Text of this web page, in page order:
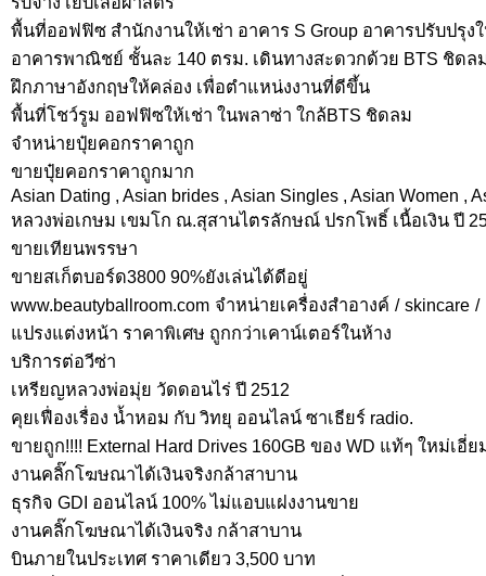
พื้นที่ออฟฟิซ สำนักงานให้เช่า อาคาร S Group อาคารปรับปรุง
อาคารพาณิชย์ ชั้นละ 140 ตรม. เดินทางสะดวกด้วย BTS ชิดล
ฝึกภาษาอังกฤษให้คล่อง เพื่อตำแหน่งงานที่ดีขึ้น
พื้นที่โชว์รูม ออฟฟิซให้เช่า ในพลาซ่า ใกล้BTS ชิดลม
จำหน่ายปุ๋ยคอกราคาถูก
ขายปุ๋ยคอกราคาถูกมาก
Asian Dating , Asian brides , Asian Singles , Asian Women ,
หลวงพ่อเกษม เขมโก ณ.สุสานไตรลักษณ์ ปรกโพธิ์ เนื้อเงิน ปี
ขายเทียนพรรษา
ขายสเก็ตบอร์ด3800 90%ยังเล่นได้ดีอยู่
www.beautyballroom.com จำหน่ายเครื่องสำอางค์ / skincare
แปรงแต่งหน้า ราคาพิเศษ ถูกกว่าเคาน์เตอร์ในห้าง
บริการต่อวีซ่า
เหรียญหลวงพ่อมุ่ย วัดดอนไร่ ปี 2512
คุยเฟื่องเรื่อง น้ำหอม กับ วิทยุ ออนไลน์ ซาเธียร์ radio.
ขายถูก!!!! External Hard Drives 160GB ของ WD แท้ๆ ใหม่เอี่ย
งานคลิ๊กโฆษณาได้เงินจริงกล้าสาบาน
ธุรกิจ GDI ออนไลน์ 100% ไม่แอบแฝงงานขาย
งานคลิ๊กโฆษณาได้เงินจริง กล้าสาบาน
บินภายในประเทศ ราคาเดียว 3,500 บาท